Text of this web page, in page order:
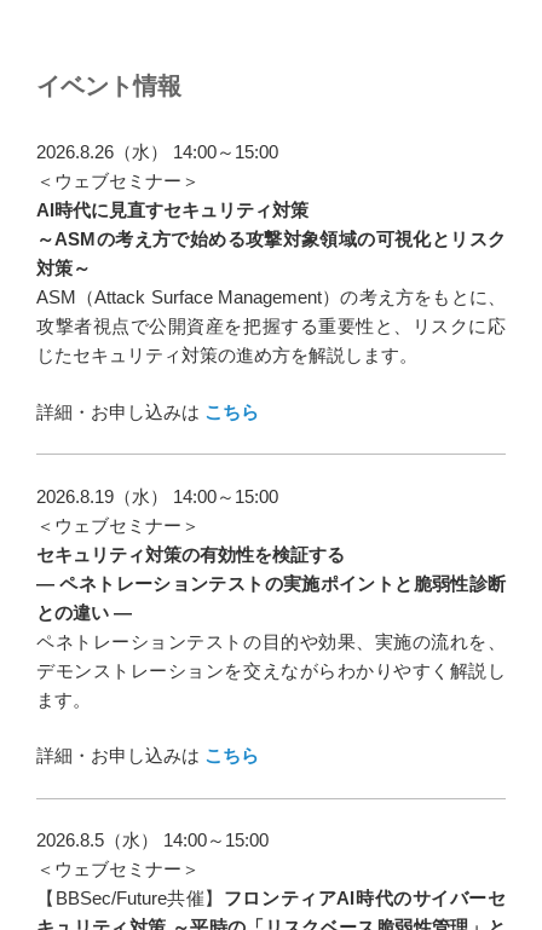
イベント情報
2026.8.26（水） 14:00～15:00
＜ウェブセミナー＞
AI時代に見直すセキュリティ対策
～ASMの考え方で始める攻撃対象領域の可視化とリスク
対策～
ASM（Attack Surface Management）の考え方をもとに、
攻撃者視点で公開資産を把握する重要性と、リスクに応
じたセキュリティ対策の進め方を解説します。
詳細・お申し込みは こちら
2026.8.19（水） 14:00～15:00
＜ウェブセミナー＞
セキュリティ対策の有効性を検証する
― ペネトレーションテストの実施ポイントと脆弱性診断
との違い ―
ペネトレーションテストの目的や効果、実施の流れを、
デモンストレーションを交えながらわかりやすく解説し
ます。
詳細・お申し込みは こちら
2026.8.5（水） 14:00～15:00
＜ウェブセミナー＞
【BBSec/Future共催】 フロンティアAI時代のサイバーセ